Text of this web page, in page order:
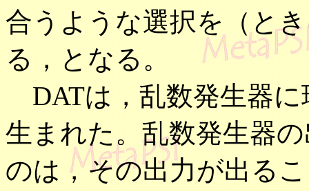
合うような選択を（と
る，となる。
DATは，乱数発生器に
生まれた。乱数発生器
のは，その出力が出る